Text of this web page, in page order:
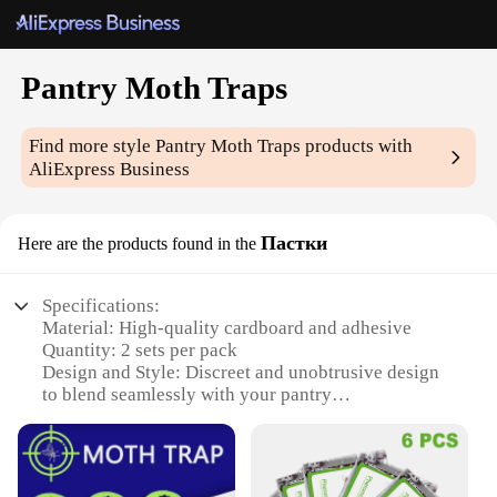
Pantry Moth Traps
Find more stylePantry Moth Traps products with
AliExpress Business
Here are the products found in the Пастки
Specifications:
Material: High-quality cardboard and adhesive
Quantity: 2 sets per pack
Design and Style: Discreet and unobtrusive design
to blend seamlessly with your pantry
capture and control pantry moth infestations
Performance and Property: Effective for up to 90
days, ensuring long-lasting protection